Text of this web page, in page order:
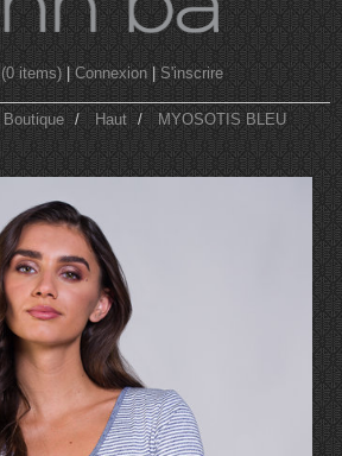
(0 items)|Connexion|S'inscrire
Boutique Haut MYOSOTIS BLEU